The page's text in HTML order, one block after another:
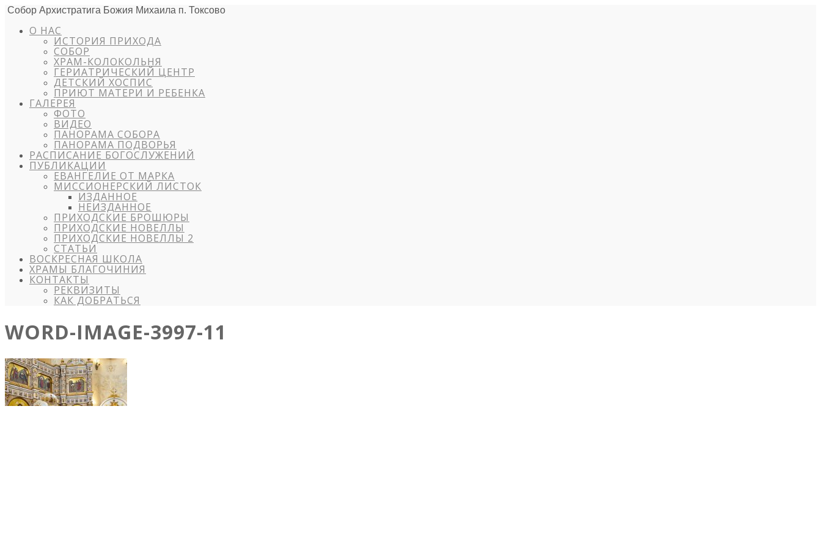
Собор Архистратига Божия Михаила п. Токсово
О НАС
ИСТОРИЯ ПРИХОДА
СОБОР
ХРАМ-КОЛОКОЛЬНЯ
ГЕРИАТРИЧЕСКИЙ ЦЕНТР
ДЕТСКИЙ ХОСПИС
ПРИЮТ МАТЕРИ И РЕБЕНКА
ГАЛЕРЕЯ
ФОТО
ВИДЕО
ПАНОРАМА СОБОРА
ПАНОРАМА ПОДВОРЬЯ
РАСПИСАНИЕ БОГОСЛУЖЕНИЙ
ПУБЛИКАЦИИ
ЕВАНГЕЛИЕ ОТ МАРКА
МИССИОНЕРСКИЙ ЛИСТОК
ИЗДАННОЕ
НЕИЗДАННОЕ
ПРИХОДСКИЕ БРОШЮРЫ
ПРИХОДСКИЕ НОВЕЛЛЫ
ПРИХОДСКИЕ НОВЕЛЛЫ 2
СТАТЬИ
ВОСКРЕСНАЯ ШКОЛА
ХРАМЫ БЛАГОЧИНИЯ
КОНТАКТЫ
РЕКВИЗИТЫ
КАК ДОБРАТЬСЯ
WORD-IMAGE-3997-11